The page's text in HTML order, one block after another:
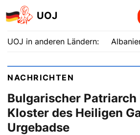
UOJ
UOJ in anderen Ländern:
NACHRICHTEN
Bulgarischer Patriarch
Kloster des Heiligen
Urgebadse